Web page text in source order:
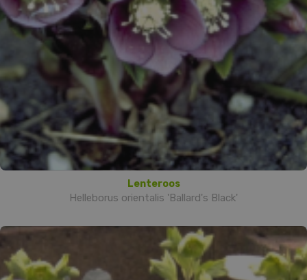
Lenteroos
Helleborus orientalis 'Ballard's Black'